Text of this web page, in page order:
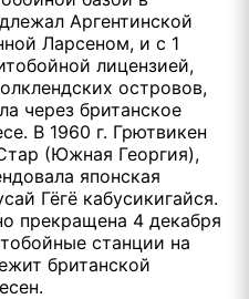
Аргентинской
Ларсеном, и с 1
лицензией,
островов,
через британское
В 1960 г. Грютвикен
(Южная Георгия),
японская
Гёгё кабусикигайся.
прекращена 4 декабря
станции на
британской